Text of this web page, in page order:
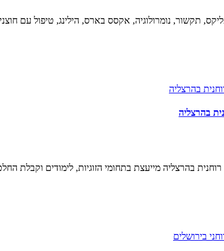
תקשור, נומרולוגיה, אקסס בארס, הילינג, טיפול עם
בהרצליה
בהרצליה מייעצת בתחומי הזוגיות, לימודים וקבלת